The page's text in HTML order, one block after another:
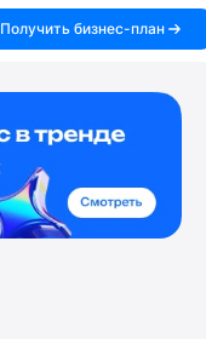
Получить бизнес-план